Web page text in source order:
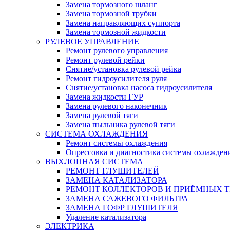
Замена тормозного шланг
Замена тормозной трубки
Замена направляющих суппорта
Замена тормозной жидкости
РУЛЕВОЕ УПРАВЛЕНИЕ
Ремонт рулевого управления
Ремонт рулевой рейки
Снятие/установка рулевой рейка
Ремонт гидроусилителя руля
Снятие/установка насоса гидроусилителя
Замена жидкости ГУР
Замена рулевого наконечник
Замена рулевой тяги
Замена пыльника рулевой тяги
СИСТЕМА ОХЛАЖДЕНИЯ
Ремонт системы охлаждения
Опрессовка и диагностика системы
ВЫХЛОПНАЯ СИСТЕМА
РЕМОНТ ГЛУШИТЕЛЕЙ
ЗАМЕНА КАТАЛИЗАТОРА
РЕМОНТ КОЛЛЕКТОРОВ И ПРИЁМНЫХ
ЗАМЕНА САЖЕВОГО ФИЛЬТРА
ЗАМЕНА ГОФР ГЛУШИТЕЛЯ
Удаление катализатора
ЭЛЕКТРИКА